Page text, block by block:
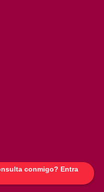
conmigo? Entra